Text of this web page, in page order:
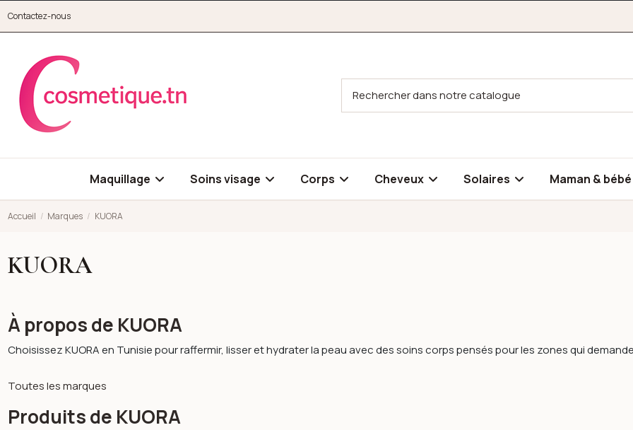
Contactez-nous
Maquillage Soins visage Corps Cheveux Solaires Maman & bébé
Accueil Marques KUORA
KUORA
À propos de KUORA
Choisissez KUORA en Tunisie pour raffermir, lisser et hydrater la peau avec des soins corps pensés pour les zones qui
Toutes les marques
Produits de KUORA